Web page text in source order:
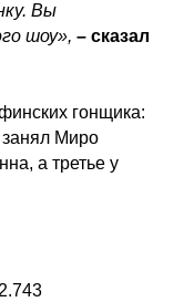
Вы
шоу», – сказал
гонщика:
Миро
а третье у